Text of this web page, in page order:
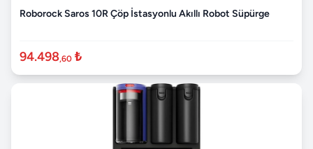
Roborock Saros 10R Çöp İstasyonlu Akıllı Robot Süpürge
94.498,60 ₺